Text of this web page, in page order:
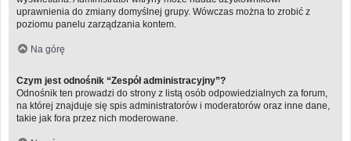
uprawnienia do zmiany domyślnej grupy. Wówczas można to zrobić z
poziomu panelu zarządzania kontem.
Na górę
Czym jest odnośnik “Zespół administracyjny”?
Odnośnik ten prowadzi do strony z listą osób odpowiedzialnych za forum,
na której znajduje się spis administratorów i moderatorów oraz inne dane,
takie jak fora przez nich moderowane.